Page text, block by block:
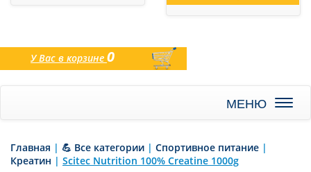
У Вас в корзине0
товаров
Главная | 💪 Все категории | Спортивное питание |
Креатин | Scitec Nutrition 100% Creatine 1000g